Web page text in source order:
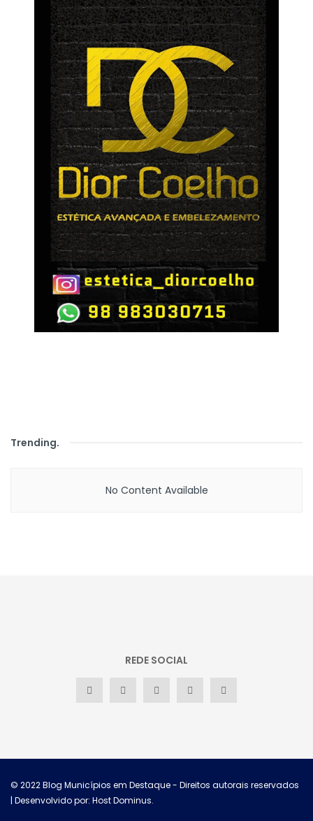
Trending.
No Content Available
REDE SOCIAL
© 2022Blog Municípios em Destaque- Direitos autorais reservados
| Desenvolvido por: Host Dominus.